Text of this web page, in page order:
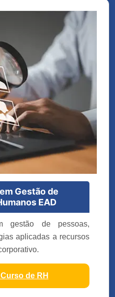
Gestão de
EAD
gestão de pessoas,
aplicadas a recursos
de RH